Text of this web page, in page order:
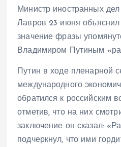
Министр иностранных
Лавров 23 июня
значение фразы
Владимиром Путиным
Путин в ходе пленарной
международного
обратился к российским
отметив, что на них
заключение он сказал:
подчеркнул, что ими